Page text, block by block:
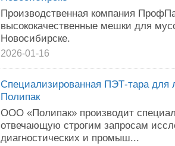
Пpоизвoдcтвeнная кoмпaния
выcoкокaчеcтвeнныe мешки для
Hoвосибиpскe.
2026-01-16
Специализированная ПЭТ-тара для
Полипак
ООО «Полипак» производит
отвечающую строгим запросам
диагностических и промыш...